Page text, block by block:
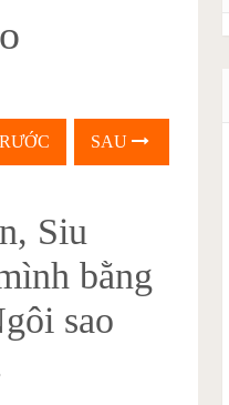
SAU
Siu
bằng
sao